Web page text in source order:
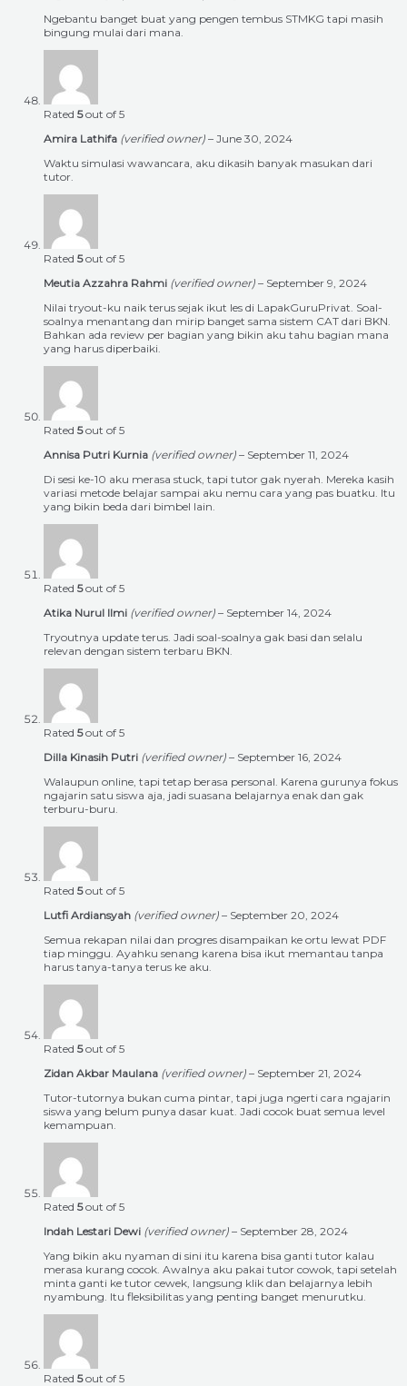
Ngebantu banget buat yang pengen tembus STMKG tapi masih
bingung mulai dari mana.
Rated 5out of 5
Amira Lathifa (verified owner) – June 30, 2024
Waktu simulasi wawancara, aku dikasih banyak masukan dari
tutor.
Rated 5out of 5
Meutia Azzahra Rahmi (verified owner) – September 9, 2024
Nilai tryout-ku naik terus sejak ikut les di LapakGuruPrivat. Soal-
soalnya menantang dan mirip banget sama sistem CAT dari BKN.
Bahkan ada review per bagian yang bikin aku tahu bagian mana
yang harus diperbaiki.
Rated 5out of 5
Annisa Putri Kurnia (verified owner) – September 11, 2024
Di sesi ke-10 aku merasa stuck, tapi tutor gak nyerah. Mereka kasih
variasi metode belajar sampai aku nemu cara yang pas buatku. Itu
yang bikin beda dari bimbel lain.
Rated 5out of 5
Atika Nurul Ilmi (verified owner) – September 14, 2024
Tryoutnya update terus. Jadi soal-soalnya gak basi dan selalu
relevan dengan sistem terbaru BKN.
Rated 5out of 5
Dilla Kinasih Putri (verified owner) – September 16, 2024
Walaupun online, tapi tetap berasa personal. Karena gurunya fokus
ngajarin satu siswa aja, jadi suasana belajarnya enak dan gak
terburu-buru.
Rated 5out of 5
Lutfi Ardiansyah (verified owner) – September 20, 2024
Semua rekapan nilai dan progres disampaikan ke ortu lewat PDF
tiap minggu. Ayahku senang karena bisa ikut memantau tanpa
harus tanya-tanya terus ke aku.
Rated 5out of 5
Zidan Akbar Maulana (verified owner) – September 21, 2024
Tutor-tutornya bukan cuma pintar, tapi juga ngerti cara ngajarin
siswa yang belum punya dasar kuat. Jadi cocok buat semua level
kemampuan.
Rated 5out of 5
Indah Lestari Dewi (verified owner) – September 28, 2024
Yang bikin aku nyaman di sini itu karena bisa ganti tutor kalau
merasa kurang cocok. Awalnya aku pakai tutor cowok, tapi setelah
minta ganti ke tutor cewek, langsung klik dan belajarnya lebih
nyambung. Itu fleksibilitas yang penting banget menurutku.
Rated 5out of 5